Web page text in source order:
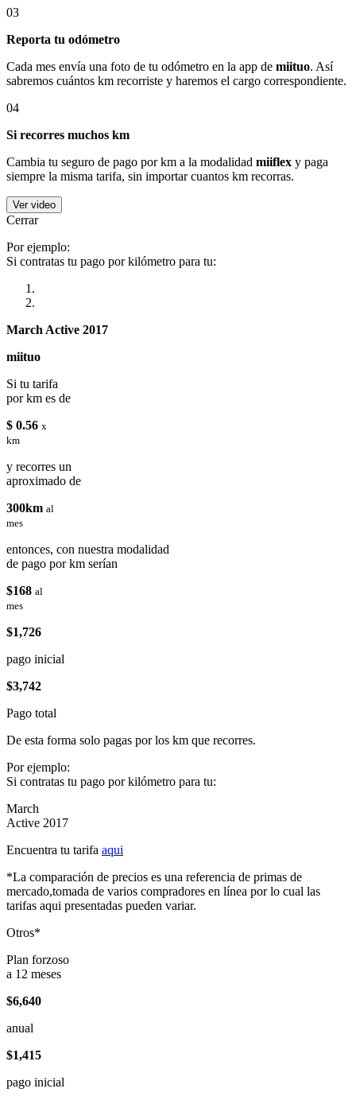
03
Reporta tu odómetro
Cada mes envía una foto de tu odómetro en la app de miituo. Así
sabremos cuántos km recorriste y haremos el cargo correspondiente.
04
Si recorres muchos km
Cambia tu seguro de pago por km a la modalidad miiflex y paga
siempre la misma tarifa, sin importar cuantos km recorras.
Ver video
Cerrar
Por ejemplo:
Si contratas tu pago por kilómetro para tu:
March Active 2017
miituo
Si tu tarifa
por km es de
$ 0.56 x
km
y recorres un
aproximado de
300km al
mes
entonces, con nuestra modalidad
de pago por km serían
$168 al
mes
$1,726
pago inicial
$3,742
Pago total
De esta forma solo pagas por los km que recorres.
Por ejemplo:
Si contratas tu pago por kilómetro para tu:
March
Active 2017
Encuentra tu tarifa aqui
*La comparación de precios es una referencia de primas de
mercado,tomada de varios compradores en línea por lo cual las
tarifas aqui presentadas pueden variar.
Otros*
Plan forzoso
a 12 meses
$6,640
anual
$1,415
pago inicial